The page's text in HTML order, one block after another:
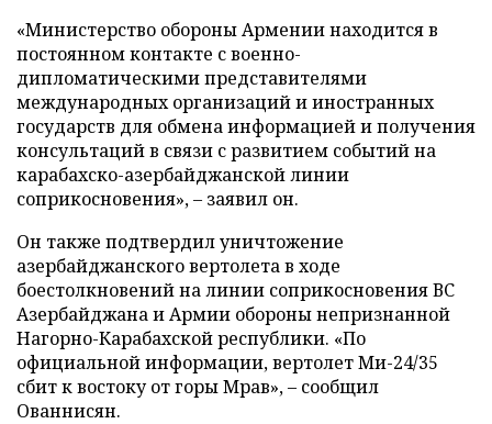
«Министерство обороны Армении находится в
постоянном контакте с военно-
дипломатическими представителями
международных организаций и иностранных
государств для обмена информацией и получения
консультаций в связи с развитием событий на
карабахско-азербайджанской линии
соприкосновения», – заявил он.
Он также подтвердил уничтожение
азербайджанского вертолета в ходе
боестолкновений на линии соприкосновения ВС
Азербайджана и Армии обороны непризнанной
Нагорно-Карабахской республики. «По
официальной информации, вертолет Ми-24/35
сбит к востоку от горы Мрав», – сообщил
Ованнисян.